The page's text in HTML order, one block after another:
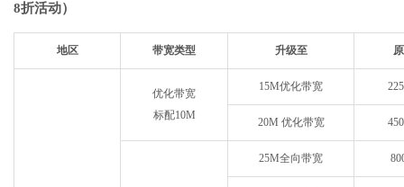
8折活动）
地区 带宽类型 升级至
优化带宽
标配10M
15M优化带宽
20M 优化带宽
25M全向带宽